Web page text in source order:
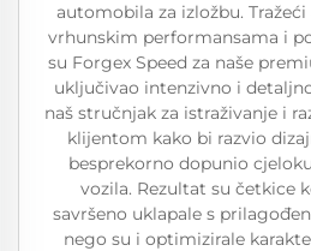
automobila za izložbu.
vrhunskim performansama i
su Forgex Speed za naše
uključivao intenzivno i
naš stručnjak za istraživanje i
klijentom kako bi razvio
besprekorno dopunio
vozila. Rezultat su četkice
savršeno uklapale s
nego su i optimizirale